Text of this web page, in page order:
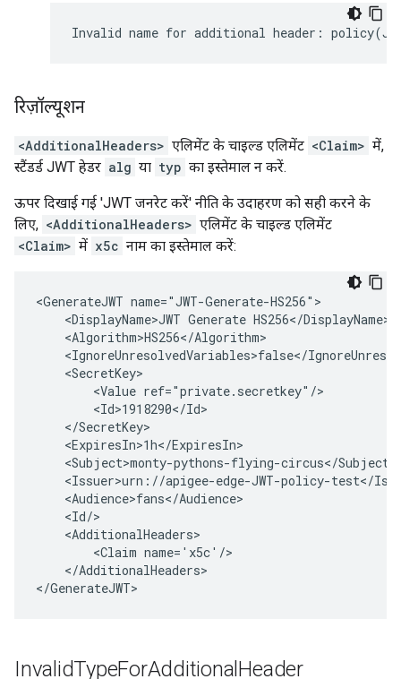
रिज़ॉल्यूशन
<AdditionalHeaders> एलिमेंट के चाइल्ड एलिमेंट <Claim> में,
स्टैंडर्ड JWT हेडर alg या typ का इस्तेमाल न करें.
ऊपर दिखाई गई 'JWT जनरेट करें' नीति के उदाहरण को सही करने के
लिए, <AdditionalHeaders> एलिमेंट के चाइल्ड एलिमेंट
<Claim> में x5c नाम का इस्तेमाल करें:
<GenerateJWT name="JWT-Generate-HS256">
    <DisplayName>JWT Generate HS256</DisplayName>
    <Algorithm>HS256</Algorithm>
<IgnoreUnresolvedVariables>false</
    <SecretKey>
        <Value ref="private.secretkey"/>
        <Id>1918290</Id>
    </SecretKey>
    <ExpiresIn>1h</ExpiresIn>
    <Subject>monty-pythons-flying-circus</Subject>
<Issuer>urn://apigee-edge-JWT-policy-test</
    <Audience>fans</Audience>
    <Id/>
    <AdditionalHeaders>
        <Claim name='x5c'/>
    </AdditionalHeaders>
InvalidTypeForAdditionalHeader